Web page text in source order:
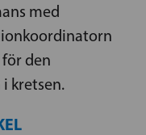
med
den
kretsen.